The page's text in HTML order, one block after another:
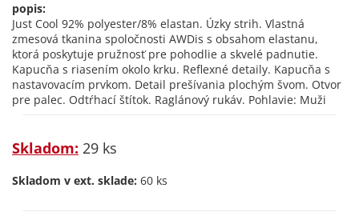
popis:
Just Cool 92% polyester/8% elastan. Úzky strih. Vlastná
zmesová tkanina spoločnosti AWDis s obsahom elastanu,
ktorá poskytuje pružnosť pre pohodlie a skvelé padnutie.
Kapucňa s riasením okolo krku. Reflexné detaily. Kapucňa s
nastavovacím prvkom. Detail prešívania plochým švom. Otvor
pre palec. Odtŕhací štítok. Raglánový rukáv. Pohlavie: Muži
Skladom: 29 ks
Skladom v ext. sklade: 60 ks